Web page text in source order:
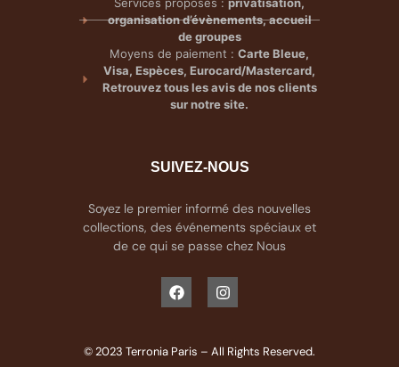
organisation d’évènements, accueil
de groupes
Moyens de paiement :Carte Bleue,
Visa, Espèces, Eurocard/Mastercard,
Retrouvez tous les avis de nos clients
sur notre site.
SUIVEZ-NOUS
Soyez le premier informé des nouvelles
collections, des événements spéciaux et
de ce qui se passe chez Nous
© 2023 Terronia Paris – All Rights Reserved.